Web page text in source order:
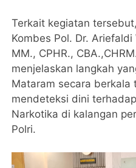
Terkait kegiatan
Kombes Pol. Dr. Ariefaldi
MM., CPHR.,
menjelaskan langkah
Mataram secara
mendeteksi dini
Narkotika di kalangan
Polri.